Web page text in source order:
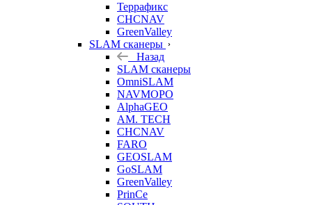
Террафикс
CHCNAV
GreenValley
SLAM сканеры
Назад
SLAM сканеры
OmniSLAM
NAVMOPO
AlphaGEO
AM. TECH
CHCNAV
FARO
GEOSLAM
GoSLAM
GreenValley
PrinCe